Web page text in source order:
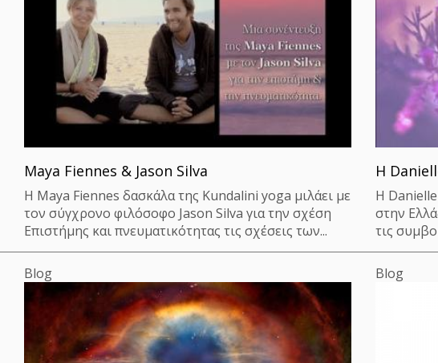
Maya Fiennes & Jason Silva
Η Maya Fiennes δασκάλα της Kundalini yoga μιλάει με
τον σύγχρονο φιλόσοφο Jason Silva για την σχέση
Επιστήμης και πνευματικότητας τις σχέσεις των...
Η
Η
στην
τις
Blog Blog